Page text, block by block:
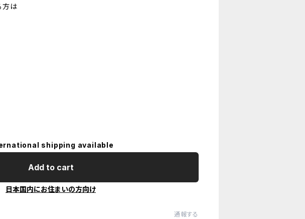
方は
shipping available
Add to cart
日本国内にお住まいの方向け
通報する